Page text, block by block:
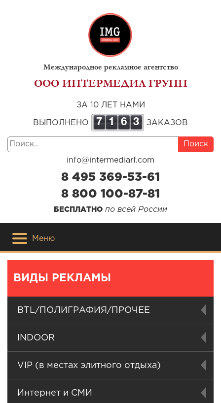
Международное рекламное агентство
ООО ИНТЕРМЕДИА ГРУПП
ЗА 10 ЛЕТ НАМИ
ВЫПОЛНЕНО 7 1 6 3 ЗАКАЗОВ
Поиск
info@intermediarf.com
8 495 369-53-61
8 800 100-87-81
БЕСПЛАТНО по всей России
Меню
ВИДЫ РЕКЛАМЫ
BTL/ПОЛИГРАФИЯ/ПРОЧЕЕ
INDOOR
VIP (в местах элитного отдыха)
Интернет и СМИ